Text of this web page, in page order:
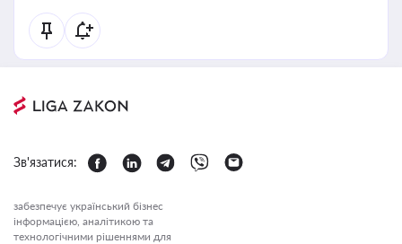
Зв'язатися:
забезпечує український бізнес
інформацією, аналітикою та
технологічними рішеннями для